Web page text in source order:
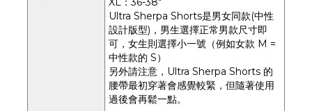
Ultra Sherpa Shorts是男女同款(中性
設計版型)，男生選擇正常男款尺寸即
可，女生則選擇小一號（例如女款 M =
中性款的 S）
另外請注意，Ultra Sherpa Shorts 的
腰帶最初穿著會感覺較緊，但隨著使用
過後會再鬆一點。